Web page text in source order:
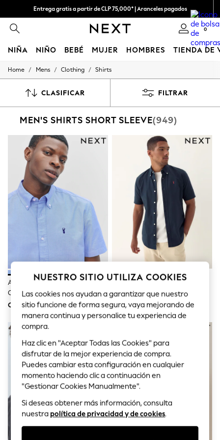
Entrega gratis a partir de CLP 75,000* | Aranceles pagados
0
NIÑA NIÑO BEBÉ MUJER HOMBRES TIENDA DE
GIRLS
New: Next
Toy Story
THE SET
0-2 Years
3-5 Years
6-8 Years
9-11 Years
12-14 Years
15+ Years
All Clothing
Babygrows & Sleepsuits
Bodysuits & Vests
Coats & Jackets
Dresses
Jumpsuits & Playsuits
Nightwear & Pyjamas
Schoolwear
Sets & Outfits
Shirts & Blouses
Shorts & Skirts
Sweatshirts & Hoodies
Swimwear
T-Shirts
Tops
All Holiday Shop
Tops
Dresses
Shorts
Skirts
Sandals & Sliders
Home / Mens / Clothing / Shirts
CLASIFICAR FILTRAR
MEN'S SHIRTS SHORT SLEEVE(949)
Azul Claro - Ajuste Regular -
Camisa Oxford De Manga Corta
CLP 55,000
Azul Marino - Ajuste Regular -
Camisa Oxford De Manga Corta
CLP 55,000
NUESTRO SITIO UTILIZA COOKIES
Las cookies nos ayudan a garantizar que nuestro
sitio funcione de forma segura, vaya mejorando de
manera continua y personalice tu experiencia de
compra.
Haz clic en "Aceptar Todas las Cookies" para
disfrutar de la mejor experiencia de compra.
Puedes cambiar esta configuración en cualquier
momento haciendo clic a continuación en
"Gestionar Cookies Manualmente".
Si deseas obtener más información, consulta
nuestra política de privacidad y de cookies.